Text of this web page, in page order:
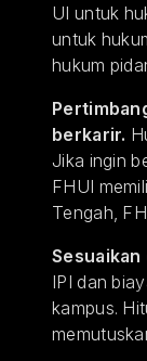
UI untuk
untuk
hukum
berkarir.
Jika ingin
FHUI
Tengah,
IPI dan
kampus.